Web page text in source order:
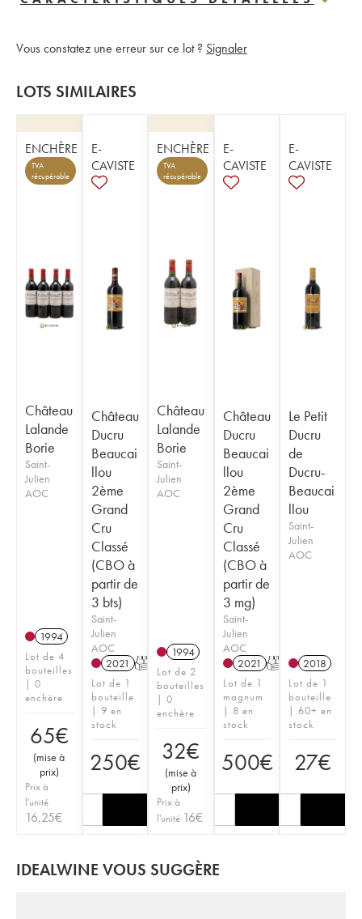
Vous constatez une erreur sur ce lot ? Signaler
LOTS SIMILAIRES
ENCHÈRE
TVA
récupérable
Château
Lalande
Borie
Saint-
Julien
AOC
1994
Lot de 4
bouteilles
| 0
enchère
65€
(mise à
prix)
Prix à
l'unité
16,25€
E-
CAVISTE
Château
Ducru
Beaucai
llou
2ème
Grand
Cru
Classé
(CBO à
partir de
3 bts)
Saint-
Julien
AOC
2021 T
Lot de 1
bouteille
| 9 en
stock
250€
ENCHÈRE
TVA
récupérable
Château
Lalande
Borie
Saint-
Julien
AOC
1994
Lot de 2
bouteilles
| 0
enchère
32€
(mise à
prix)
Prix à
l'unité 16€
E-
CAVISTE
Château
Ducru
Beaucai
llou
2ème
Grand
Cru
Classé
(CBO à
partir de
3 mg)
Saint-
Julien
AOC
2021 T
Lot de 1
magnum
| 8 en
stock
500€
E-
CAVISTE
Le Petit
Ducru
de
Ducru-
Beaucai
llou
Saint-
Julien
AOC
2018
Lot de 1
bouteille
| 60+ en
stock
27€
IDEALWINE VOUS SUGGÈRE